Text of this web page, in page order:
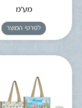
מע"מ
לפרטי המוצר